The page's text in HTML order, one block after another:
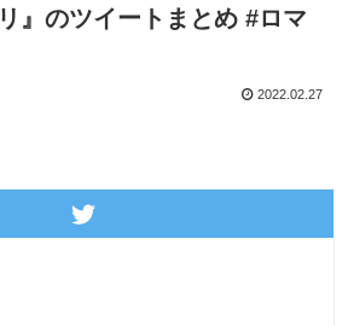
』のツイートまとめ #ロマ
2022.02.27